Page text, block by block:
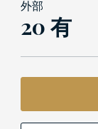
外部
20 有